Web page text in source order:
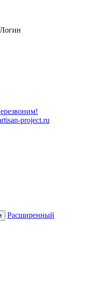
Логин
project.ru
Расширенный